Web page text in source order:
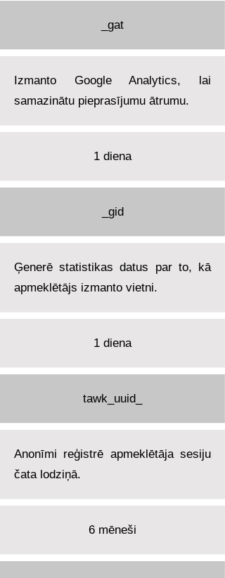
_gat
Izmanto Google Analytics, lai
samazinātu pieprasījumu ātrumu.
1 diena
_gid
Ģenerē statistikas datus par to, kā
apmeklētājs izmanto vietni.
1 diena
tawk_uuid_
Anonīmi reģistrē apmeklētāja sesiju
čata lodziņā.
6 mēneši